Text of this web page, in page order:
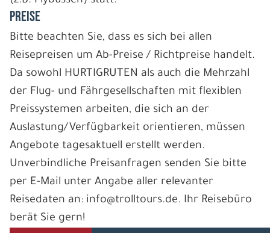
PREISE
Bitte beachten Sie, dass es sich bei allen
Reisepreisen um Ab-Preise / Richtpreise handelt.
Da sowohl HURTIGRUTEN als auch die Mehrzahl
der Flug- und Fährgesellschaften mit flexiblen
Preissystemen arbeiten, die sich an der
Auslastung/Verfügbarkeit orientieren, müssen
Angebote tagesaktuell erstellt werden.
Unverbindliche Preisanfragen senden Sie bitte
per E-Mail unter Angabe aller relevanter
Reisedaten an: info@trolltours.de. Ihr Reisebüro
berät Sie gern!